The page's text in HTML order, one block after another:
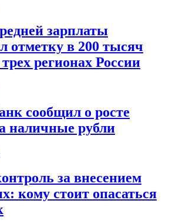
зарплаты
отметку в 200 тысяч
регионах России
сообщил о росте
наличные рубли
за внесением
кому стоит опасаться